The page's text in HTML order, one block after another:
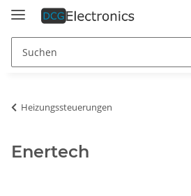
Heizungssteuerungen
Enertech